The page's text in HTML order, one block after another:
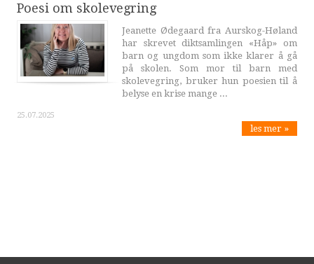
Poesi om skolevegring
Jeanette Ødegaard fra Aurskog-Høland
har skrevet diktsamlingen «Håp» om
barn og ungdom som ikke klarer å gå
på skolen. Som mor til barn med
skolevegring, bruker hun poesien til å
belyse en krise mange ...
25.07.2025
les mer »